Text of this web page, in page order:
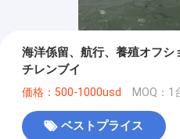
海洋係留、航行、養殖オフ
チレンブイ
価格：500-1000usd MOQ：1
ベストプライス